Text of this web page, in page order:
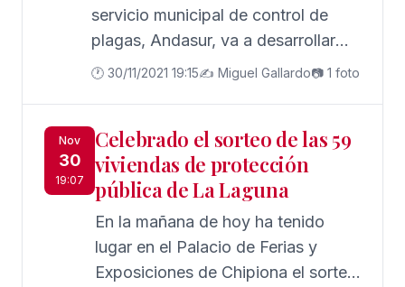
servicio municipal de control de
plagas, Andasur, va a desarrollar
una actuación de desratización y
🕐 30/11/2021 19:15✍️ Miguel Gallardo📷 1 foto
Nov
30
19:07
Celebrado el sorteo de las 59
viviendas de protección
pública de La Laguna
En la mañana de hoy ha tenido
lugar en el Palacio de Ferias y
Exposiciones de Chipiona el sorteo